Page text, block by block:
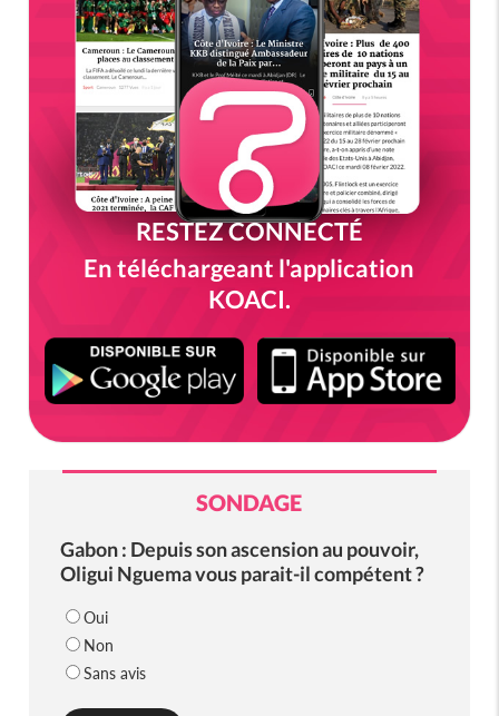
RESTEZ CONNECTÉ
En téléchargeant l'application
KOACI.
SONDAGE
Gabon : Depuis son ascension au pouvoir,
Oligui Nguema vous parait-il compétent ?
Oui
Non
Sans avis